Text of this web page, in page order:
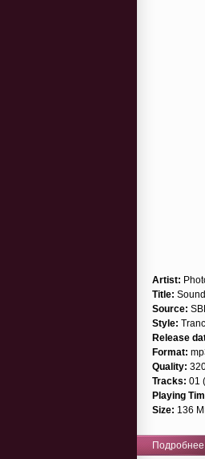
Artist:
Title:
Source:
Style:
Release
Format:
Quality:
Tracks: 01
Playing
Size: 136
Подробнее